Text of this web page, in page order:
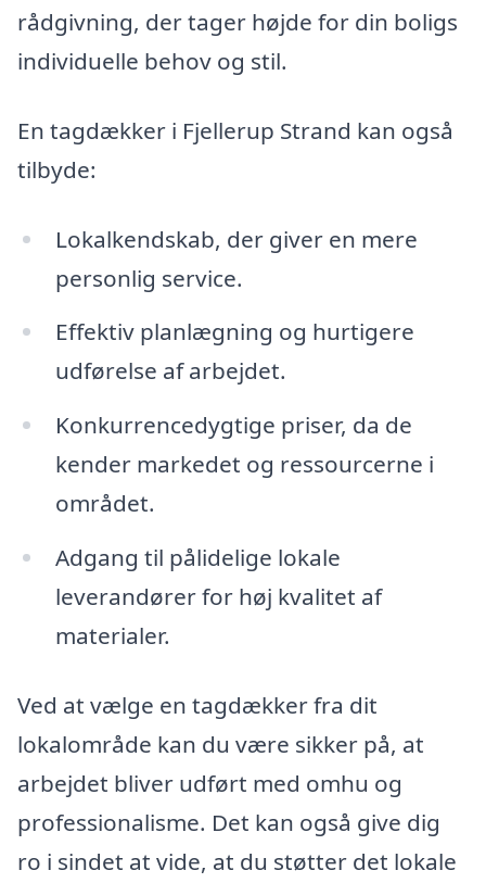
rådgivning, der tager højde for din boligs
individuelle behov og stil.
En tagdækker i Fjellerup Strand kan også
tilbyde:
Lokalkendskab, der giver en mere
personlig service.
Effektiv planlægning og hurtigere
udførelse af arbejdet.
Konkurrencedygtige priser, da de
kender markedet og ressourcerne i
området.
Adgang til pålidelige lokale
leverandører for høj kvalitet af
materialer.
Ved at vælge en tagdækker fra dit
lokalområde kan du være sikker på, at
arbejdet bliver udført med omhu og
professionalisme. Det kan også give dig
ro i sindet at vide, at du støtter det lokale